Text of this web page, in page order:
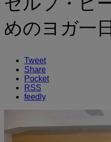
めのヨガ一
Tweet
Share
Pocket
RSS
feedly